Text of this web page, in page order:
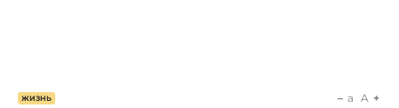
ЖИЗНЬ a A